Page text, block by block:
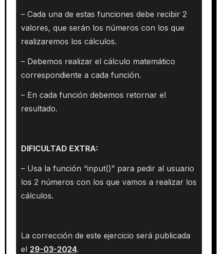
– Cada una de estas funciones debe recibir 2
valores, que serán los números con los que
realizaremos los cálculos.
– Debemos realizar el cálculo matemático
correspondiente a cada función.
– En cada función debemos retornar el
resultado.
DIFICULTAD EXTRA:
– Usa la función “input()” para pedir al usuario
los 2 números con los que vamos a realizar los
cálculos.
La corrección de este ejercicio será publicada
el 29-03-2024.